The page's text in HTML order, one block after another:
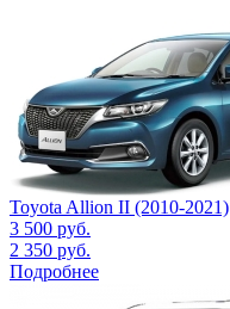
Toyota Allion II (2010-2021)
3 500 руб.
2 350 руб.
Подробнее